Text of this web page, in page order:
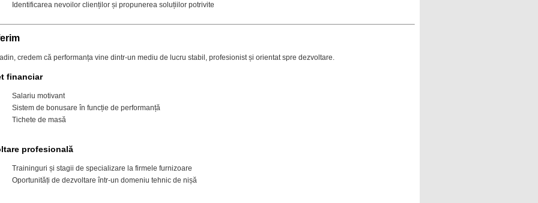
Identificarea nevoilor clienților și propunerea soluțiilor potrivite
credem că performanța vine dintr-un mediu de lucru stabil, profesionist și orientat spre dezvoltare.
financiar
Salariu motivant
Sistem de bonusare în funcție de performanță
Tichete de masă
profesională
Traininguri și stagii de specializare la firmele furnizoare
Oportunități de dezvoltare într-un domeniu tehnic de nișă